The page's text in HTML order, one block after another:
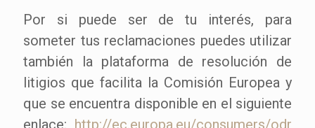
Por si puede ser de tu interés, para
someter tus reclamaciones puedes utilizar
también la plataforma de resolución de
litigios que facilita la Comisión Europea y
que se encuentra disponible en el siguiente
enlace: http://ec.europa.eu/consumers/odr